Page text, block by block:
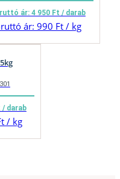
ár: 4 950 Ft / darab
ár: 990 Ft / kg
/ darab
/ kg